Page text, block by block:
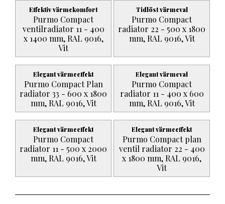
Effektiv värmekomfort
Purmo Compact
ventilradiator 11 - 400
x 1400 mm, RAL 9016,
Vit
Tidlöst värmeval
Purmo Compact
radiator 22 - 500 x 1800
mm, RAL 9016, Vit
Elegant värmeeffekt
Purmo Compact Plan
radiator 33 - 600 x 1800
mm, RAL 9016, Vit
Elegant värmeval
Purmo Compact
radiator 11 - 400 x 600
mm, RAL 9016, Vit
Elegant värmeeffekt
Purmo Compact
radiator 11 - 500 x 2000
mm, RAL 9016, Vit
Elegant värmeeffekt
Purmo Compact plan
ventil radiator 22 - 400
x 1800 mm, RAL 9016,
Vit